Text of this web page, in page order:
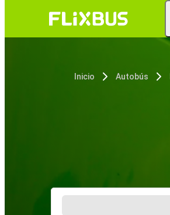
Inicio Autobús